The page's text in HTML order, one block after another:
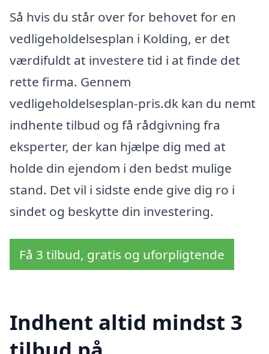
Så hvis du står over for behovet for en
vedligeholdelsesplan i Kolding, er det
værdifuldt at investere tid i at finde det
rette firma. Gennem
vedligeholdelsesplan-pris.dk kan du nemt
indhente tilbud og få rådgivning fra
eksperter, der kan hjælpe dig med at
holde din ejendom i den bedst mulige
stand. Det vil i sidste ende give dig ro i
sindet og beskytte din investering.
Få 3 tilbud, gratis og uforpligtende
Indhent altid mindst 3